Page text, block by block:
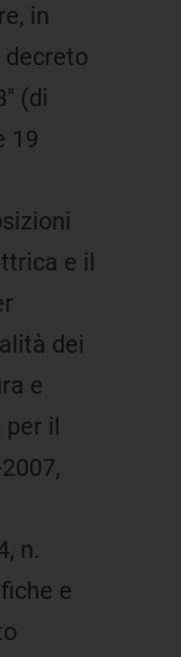
in
(di
19
e il
dei
e
il
n.
e